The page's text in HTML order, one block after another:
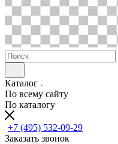
Каталог
По всему сайту
По каталогу
+7 (495) 532-09-29
Заказать звонок